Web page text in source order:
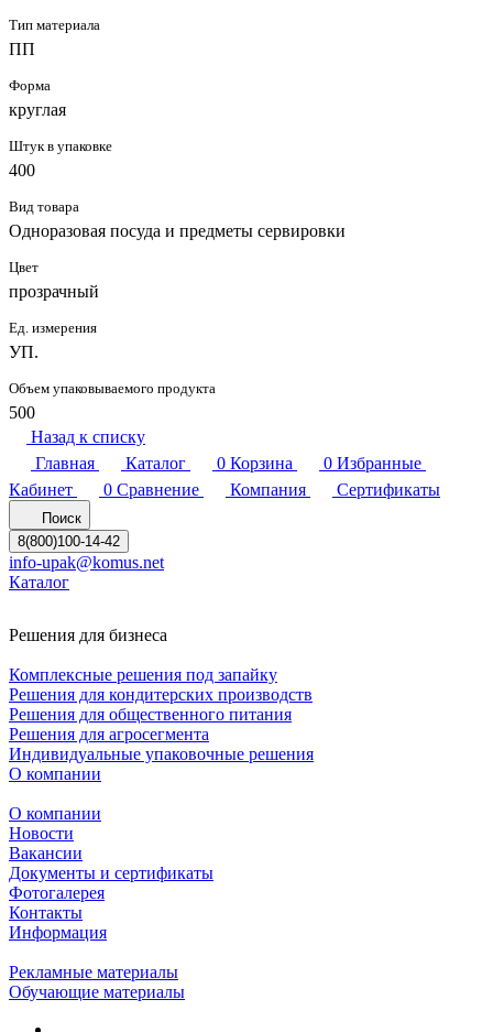
Тип материала
ПП
Форма
круглая
Штук в упаковке
400
Вид товара
Одноразовая посуда и предметы сервировки
Цвет
прозрачный
Ед. измерения
УП.
Объем упаковываемого продукта
500
Назад к списку
Главная
Каталог 0 Корзина 0 Избранные
Кабинет
0 Сравнение Компания Сертификаты
Поиск
8(800)100-14-42
info-upak@komus.net
Каталог
Решения для бизнеса
Комплексные решения под запайку
Решения для кондитерских производств
Решения для общественного питания
Решения для агросегмента
Индивидуальные упаковочные решения
О компании
О компании
Новости
Вакансии
Документы и сертификаты
Фотогалерея
Контакты
Информация
Рекламные материалы
Обучающие материалы